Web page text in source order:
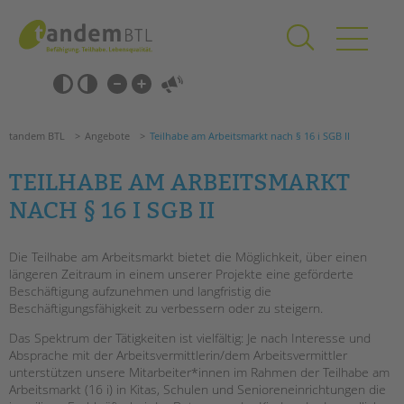
springen
Barrierefrei-
Einstellungen
überspringen
überspringen
SCHULE & GANZTAG
Grundschulen
Förderzentren
Kollegs
EFöB
Schulbezogene Sozialarbeit
Tagesgruppen
HILFEN ZUR ERZIEHUNG
Suchen
tandem BTL Angebote Teilhabe am Arbeitsmarkt nach § 16 i SGB II
TEILHABE AM ARBEITSMARKT
NACH § 16 I SGB II
Die Teilhabe am Arbeitsmarkt bietet die Möglichkeit, über einen
längeren Zeitraum in einem unserer Projekte eine geförderte
Beschäftigung aufzunehmen und langfristig die
Beschäftigungsfähigkeit zu verbessern oder zu steigern.
Das Spektrum der Tätigkeiten ist vielfältig: Je nach Interesse und
Absprache mit der Arbeitsvermittlerin/dem Arbeitsvermittler
unterstützen unsere Mitarbeiter*innen im Rahmen der Teilhabe am
Arbeitsmarkt (16 i) in Kitas, Schulen und Senioreneinrichtungen die